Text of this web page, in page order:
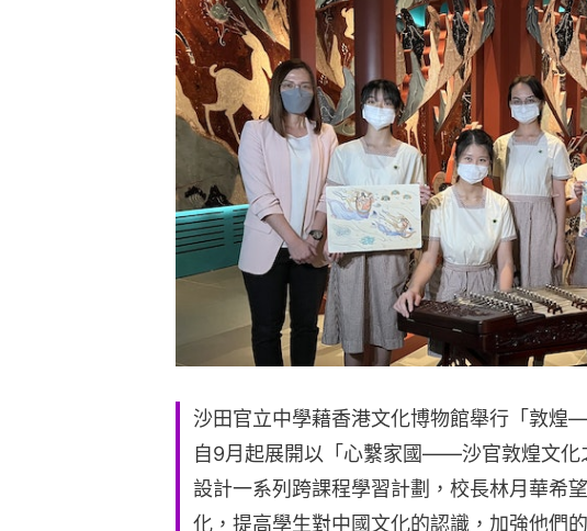
沙田官立中學藉香港文化博物館舉行「敦煌
自9月起展開以「心繫家國——沙官敦煌文化
設計一系列跨課程學習計劃，校長林月華希
化，提高學生對中國文化的認識，加強他們